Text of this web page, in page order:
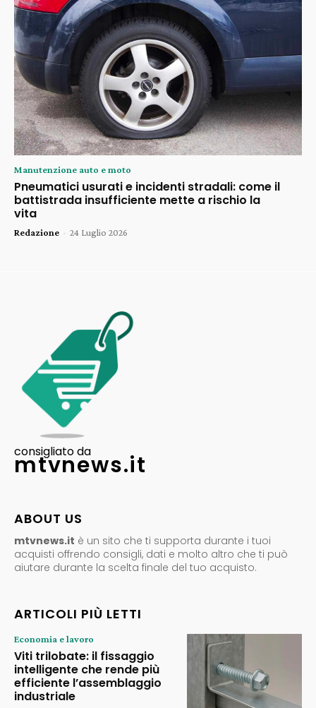
Manutenzione auto e moto
Pneumatici usurati e incidenti stradali: come il
battistrada insufficiente mette a rischio la
vita
Redazione - 24 Luglio 2026
consigliato da
mtvnews.it
ABOUT US
mtvnews.it è un sito che ti supporta durante i tuoi
acquisti offrendo consigli, dati e molto altro che ti può
aiutare durante la scelta finale del tuo acquisto.
ARTICOLI PIÙ LETTI
Economia e lavoro
Viti trilobate: il fissaggio
intelligente che rende più
efficiente l’assemblaggio
industriale